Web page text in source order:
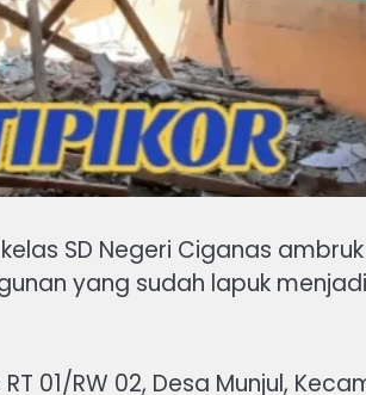
SD Negeri Ciganas
yang sudah lapuk
01/RW 02, Desa Munjul,